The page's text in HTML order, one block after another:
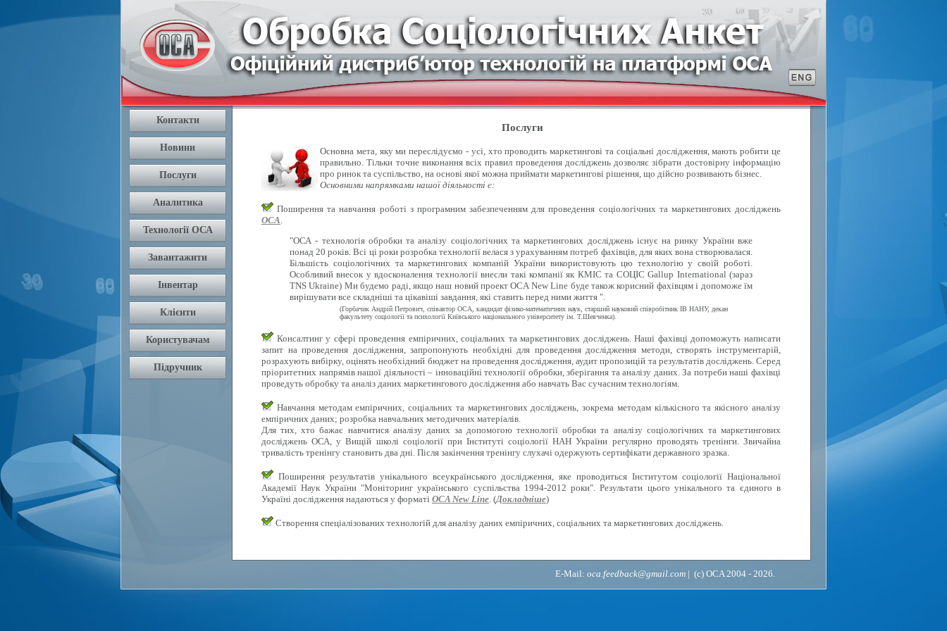
Послуги
Основна мета, яку ми переслідуємо - усі, хто проводить маркетингові та соціальні дослідження, мають робити це
правильно. Тільки точне виконання всіх правил проведення досліджень дозволяє зібрати достовірну інформацію
про ринок та суспільство, на основі якої можна приймати маркетингові рішення, що дійсно розвивають бізнес.
Основними напрямками нашої діяльності є:
Поширення та навчання роботі з програмним забезпеченням для проведення соціологічних та маркетингових досліджень
ОСА.
"ОСА - технологія обробки та аналізу соціологічних та маркетингових досліджень існує на ринку України вже
понад 20 років. Всі ці роки розробка технології велася з урахуванням потреб фахівців, для яких вона створювалася.
Більшість соціологічних та маркетингових компаній України використовують цю технологію у своїй роботі.
Особливий внесок у вдосконалення технології внесли такі компанії як КМІС та СОЦІС Gallup International (зараз
TNS Ukraine) Ми будемо раді, якщо наш новий проект OCA New Line буде також корисний фахівцям і допоможе їм
вирішувати все складніші та цікавіші завдання, які ставить перед ними життя ".
(Горбачик Андрій Петрович, співавтор ОСА, кандидат фізико-математичних наук, старший науковий співробітник ІВ НАНУ, декан
факультету соціології та психології Київського національного університету ім. Т.Шевченка).
Консалтинг у сфері проведення емпіричних, соціальних та маркетингових досліджень. Наші фахівці допоможуть написати
запит на проведення дослідження, запропонують необхідні для проведення дослідження методи, створять інструментарій,
розрахують вибірку, оцінять необхідний бюджет на проведення дослідження, аудит пропозицій та результатів досліджень. Серед
пріоритетних напрямів нашої діяльності – інноваційні технології обробки, зберігання та аналізу даних. За потреби наші фахівці
проведуть обробку та аналіз даних маркетингового дослідження або навчать Вас сучасним технологіям.
Навчання методам емпіричних, соціальних та маркетингових досліджень, зокрема методам кількісного та якісного аналізу
емпіричних даних; розробка навчальних методичних матеріалів.
Для тих, хто бажає навчитися аналізу даних за допомогою технології обробки та аналізу соціологічних та маркетингових
досліджень ОСА, у Вищій школі соціології при Інституті соціології НАН України регулярно проводять тренінги. Звичайна
тривалість тренінгу становить два дні. Після закінчення тренінгу слухачі одержують сертифікати державного зразка.
Поширення результатів унікального всеукраїнського дослідження, яке проводиться Інститутом соціології Національної
Академії Наук України "Моніторинг українського суспільства 1994-2012 роки". Результати цього унікального та єдиного в
Україні дослідження надаються у форматі OCA New Line. (Докладніше)
Створення спеціалізованих технологій для аналізу даних емпіричних, соціальних та маркетингових досліджень.
E-Mail: oca.feedback@gmail.com | (c) OCA 2004 - 2026.